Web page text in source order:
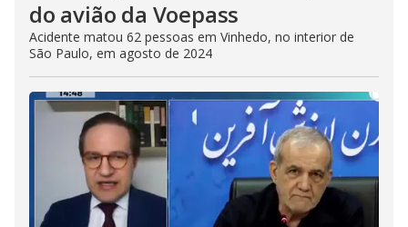
do avião da Voepass
Acidente matou 62 pessoas em Vinhedo, no interior de
São Paulo, em agosto de 2024